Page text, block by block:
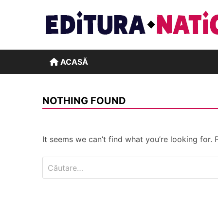
ACASĂ
NOTHING FOUND
It seems we can’t find what you’re looking for.
după: